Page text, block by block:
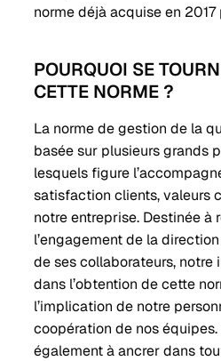
norme déjà acquise en 2017
POURQUOI SE
CETTE NORME ?
La norme de gestion de la
basée sur plusieurs grands
lesquels figure
satisfaction clients, valeurs
notre entreprise. Destinée à
l’engagement de la
de ses collaborateurs, notre
dans l’obtention de cette
l’implication de notre
coopération de nos
également à ancrer dans